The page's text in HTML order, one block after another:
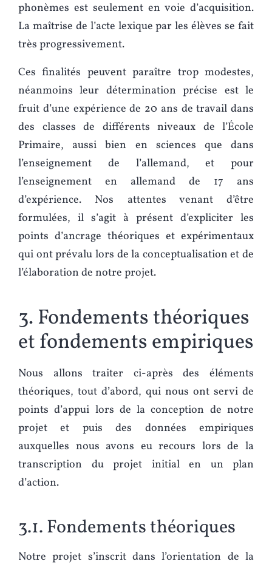
phonèmes est seulement en voie d’acquisition.
La maîtrise de l’acte lexique par les élèves se fait
très progressivement.
Ces finalités peuvent paraître trop modestes,
néanmoins leur détermination précise est le
fruit d’une expérience de 20 ans de travail dans
des classes de différents niveaux de l’École
Primaire, aussi bien en sciences que dans
l’enseignement de l’allemand, et pour
l’enseignement en allemand de 17 ans
d’expérience. Nos attentes venant d’être
formulées, il s’agit à présent d’expliciter les
points d’ancrage théoriques et expérimentaux
qui ont prévalu lors de la conceptualisation et de
l’élaboration de notre projet.
3. Fondements théoriques
et fondements empiriques
Nous allons traiter ci-après des éléments
théoriques, tout d’abord, qui nous ont servi de
points d’appui lors de la conception de notre
projet et puis des données empiriques
auxquelles nous avons eu recours lors de la
transcription du projet initial en un plan
d’action.
3.1. Fondements théoriques
Notre projet s’inscrit dans l’orientation de la